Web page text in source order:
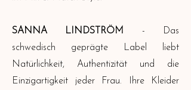
SANNA LINDSTRÖM
- Das
schwedisch geprägte Label liebt
Natürlichkeit, Authentizität und die
Einzigartigkeit jeder Frau. Ihre Kleider